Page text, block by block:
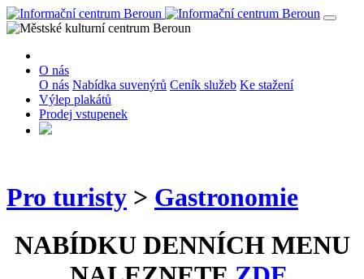
O nás
O nás Nabídka suvenýrů Ceník služeb Ke stažení
Výlep plakátů
Prodej vstupenek
Pro turisty > Gastronomie
NABÍDKU DENNÍCH MENU